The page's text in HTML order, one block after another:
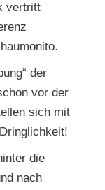
vertritt
der
vor der
sich mit
die
nach